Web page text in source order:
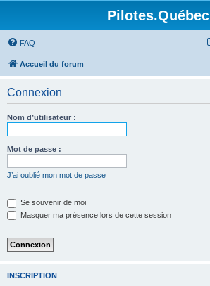
Pilotes.Québec
FAQ
Accueil du forum
Connexion
Nom d’utilisateur :
Mot de passe :
J’ai oublié mon mot de passe
Se souvenir de moi
Masquer ma présence lors de cette session
INSCRIPTION